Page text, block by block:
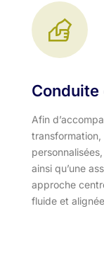
Conduite
Afin
ainsi qu’une
approche
fluide et